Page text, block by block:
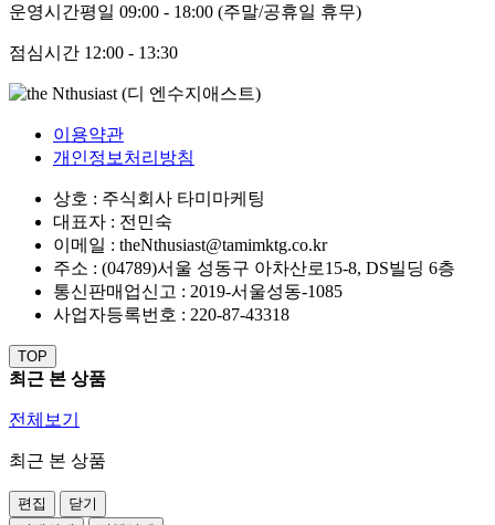
운영시간평일 09:00 - 18:00 (주말/공휴일 휴무)
점심시간 12:00 - 13:30
이용약관
개인정보처리방침
상호 : 주식회사 타미마케팅
대표자 : 전민숙
이메일 : theNthusiast@tamimktg.co.kr
주소 : (04789)서울 성동구 아차산로15-8, DS빌딩 6층
통신판매업신고 : 2019-서울성동-1085
사업자등록번호 : 220-87-43318
TOP
최근 본 상품
전체보기
최근 본 상품
편집
닫기